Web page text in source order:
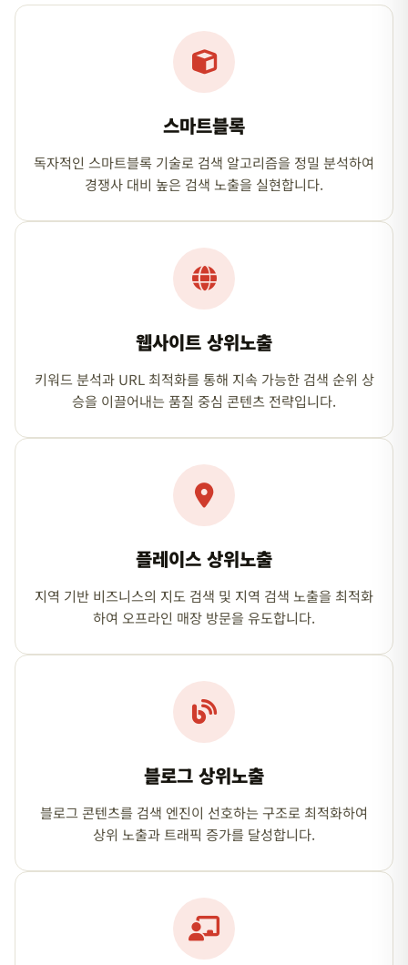
스마트블록
독자적인 스마트블록 기술로 검색 알고리즘을 정밀 분석하여
경쟁사 대비 높은 검색 노출을 실현합니다.
웹사이트 상위노출
키워드 분석과 URL 최적화를 통해 지속 가능한 검색 순위 상
승을 이끌어내는 품질 중심 콘텐츠 전략입니다.
플레이스 상위노출
지역 기반 비즈니스의 지도 검색 및 지역 검색 노출을 최적화
하여 오프라인 매장 방문을 유도합니다.
블로그 상위노출
블로그 콘텐츠를 검색 엔진이 선호하는 구조로 최적화하여
상위 노출과 트래픽 증가를 달성합니다.